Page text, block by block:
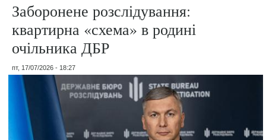
Заборонене розслідування:
квартирна «схема» в родині
очільника ДБР
пт, 17/07/2026 - 18:27